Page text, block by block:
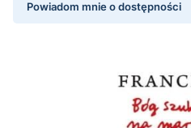
Powiadom mnie o dostępności